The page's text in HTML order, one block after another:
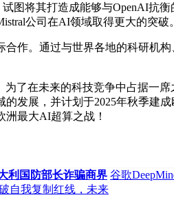
将其打造成能够与OpenAI抗衡
公司在AI领域取得更大的突破。
。通过与世界各地的科研机构
在未来的科技竞争中占据一席
发展，并计划于2025年秋季建
最大AI超算之战！
利国防部长诈骗商界 谷歌
自我复制红线，未来